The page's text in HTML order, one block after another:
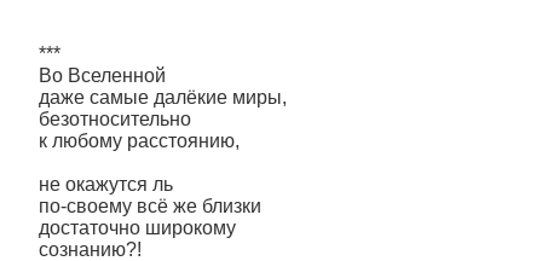
***
Во Вселенной
даже самые далёкие миры,
безотносительно
к любому расстоянию,
не окажутся ль
по-своему всё же близки
достаточно широкому
сознанию?!